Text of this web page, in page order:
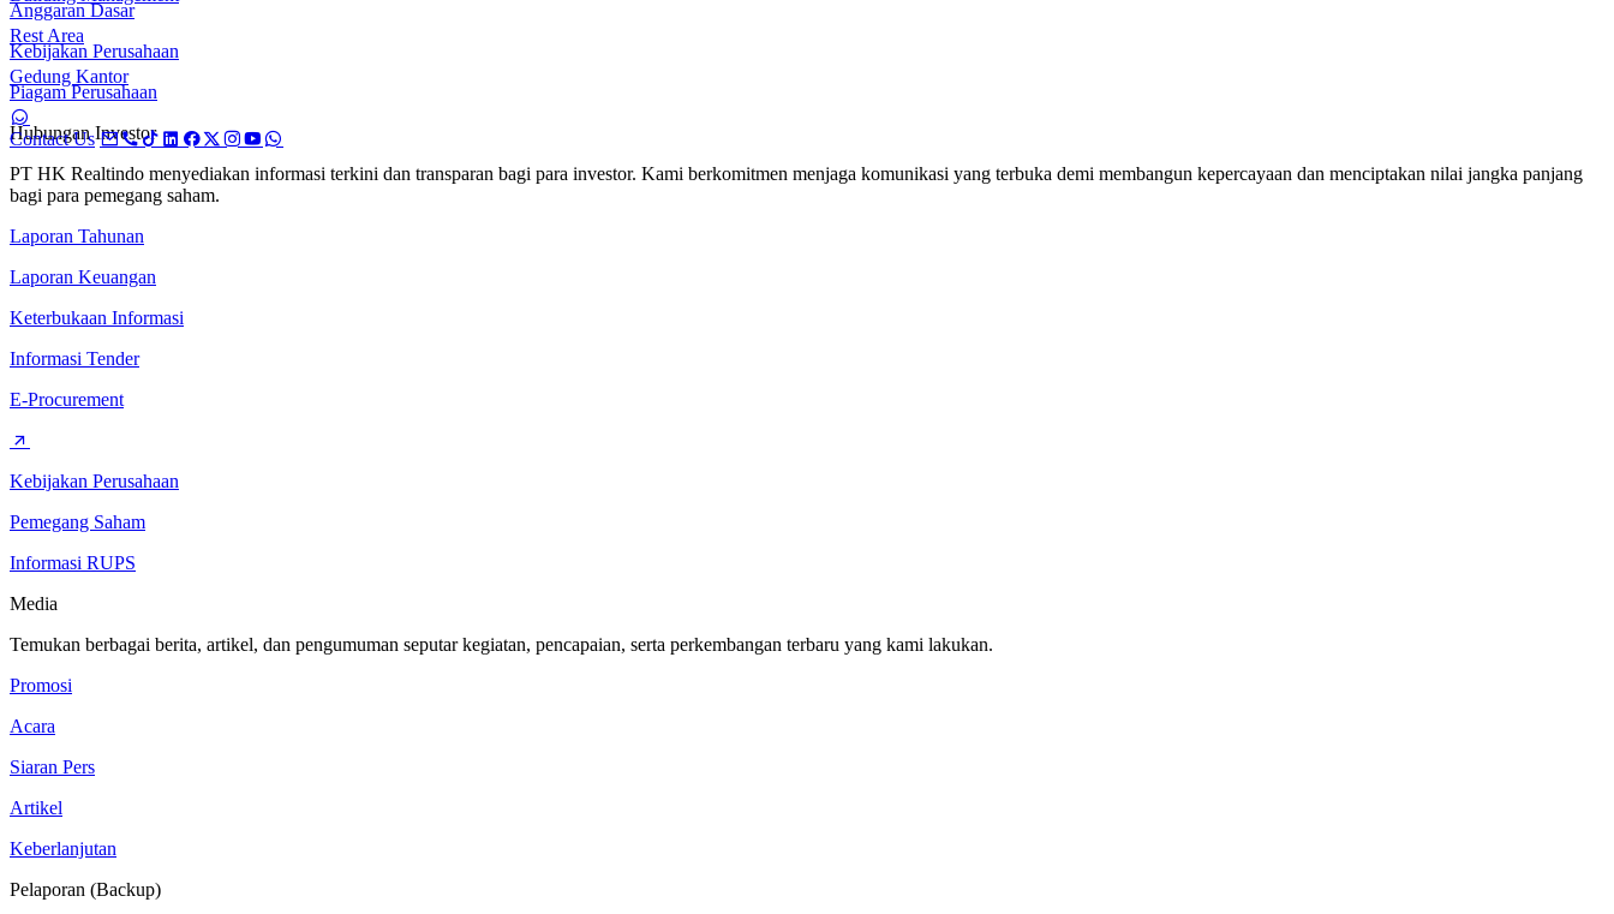
Anggaran Dasar
Kebijakan Perusahaan
Piagam Perusahaan
Hubungan Investor
PT HK Realtindo menyediakan informasi terkini dan transparan bagi para investor. Kami berkomitmen menjaga komunikasi yang terbuka demi membangun kepercayaan dan menciptakan nilai jangka panjang
bagi para pemegang saham.
Laporan Tahunan
Laporan Keuangan
Keterbukaan Informasi
Informasi Tender
E-Procurement
Kebijakan Perusahaan
Pemegang Saham
Informasi RUPS
Media
Temukan berbagai berita, artikel, dan pengumuman seputar kegiatan, pencapaian, serta perkembangan terbaru yang kami lakukan.
Promosi
Acara
Siaran Pers
Artikel
Keberlanjutan
Pelaporan (Backup)
Rest Area
Gedung Kantor
Contact Us